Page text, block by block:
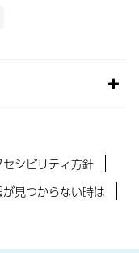
シビリティ方針
見つからない時は